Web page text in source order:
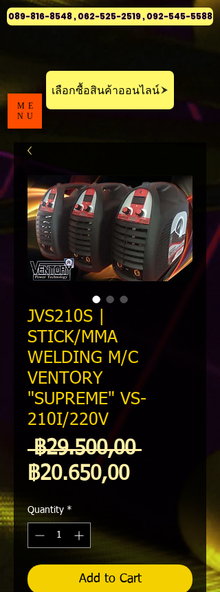
089-816-8548 , 062-525-2519 , 092-545-5588
เลือกซื้อสินค้าออนไลน์
ME
NU
JVS210S |
STICK/MMA
WELDING M/C
VENTORY
"SUPREME" VS-
210I/220V
฿29.500,00 Regular
฿20.650,00Sale
Quantity *
Add to Cart